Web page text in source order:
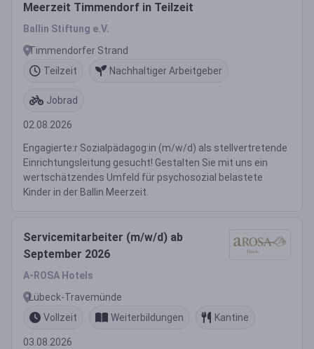
Meerzeit Timmendorf in Teilzeit
Ballin Stiftung e.V.
Timmendorfer Strand
Teilzeit
Nachhaltiger Arbeitgeber
Jobrad
02.08.2026
Engagierte:r Sozialpädagog:in (m/w/d) als stellvertretende
Einrichtungsleitung gesucht! Gestalten Sie mit uns ein
wertschätzendes Umfeld für psychosozial belastete
Kinder in der Ballin Meerzeit.
Servicemitarbeiter (m/w/d) ab
September 2026
A-ROSA Hotels
Lübeck-Travemünde
Vollzeit
Weiterbildungen Kantine
03.08.2026